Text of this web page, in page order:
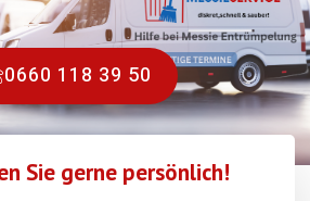
0660 118 39 50
Sie gerne persönlich!